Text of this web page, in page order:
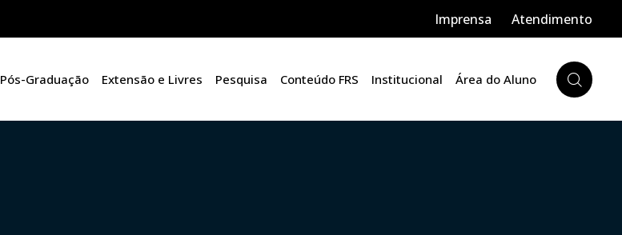
Imprensa Atendimento
Pós-Graduação Extensão e Livres Pesquisa Conteúdo FRS Institucional Área do Aluno